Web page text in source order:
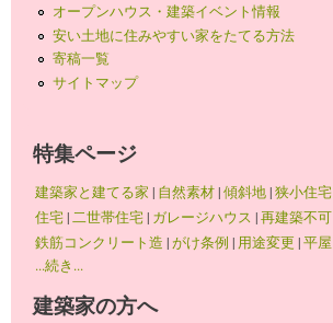
オープンハウス・建築イベント情報
安い土地に住みやすい家をたてる方法
寄稿一覧
サイトマップ
特集ページ
建築家と建てる家 | 自然素材|傾斜地|狭小住宅
住宅|二世帯住宅| ガレージハウス |再建築不可
鉄筋コンクリート造 |がけ条例 | 用途変更 |平屋
...続き...
建築家の方へ